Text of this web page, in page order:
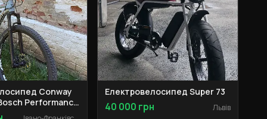
Conway
Performance
Електровелосипед Super 73
40 000 грн Львів